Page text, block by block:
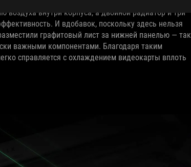
внутри корпуса, а двойной радиатор и три
И вдобавок, поскольку здесь нельзя
графитовый лист за нижней панелью — так
важными компонентами. Благодаря таким
справляется с охлаждением видеокарты вплоть